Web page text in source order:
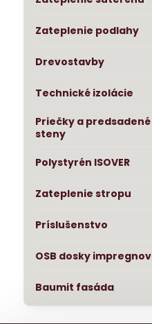
Zateplenie podlahy
Drevostavby
Technické izolácie
Priečky a predsadené
steny
Polystyrén ISOVER
Zateplenie stropu
Príslušenstvo
OSB dosky
Baumit fasáda